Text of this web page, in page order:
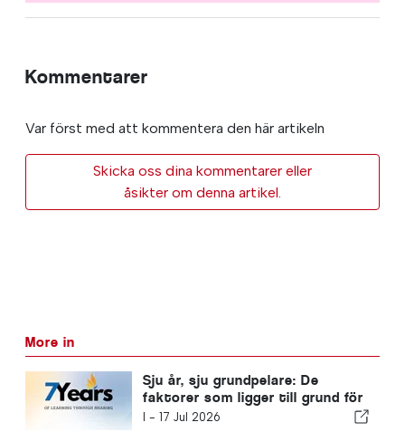
Kommentarer
Var först med att kommentera den här artikeln
Skicka oss dina kommentarer eller
åsikter om denna artikel.
More in
Sju år, sju grundpelare: De
faktorer som ligger till grund för
ISS Lissabons framgång
I - 17 Jul 2026